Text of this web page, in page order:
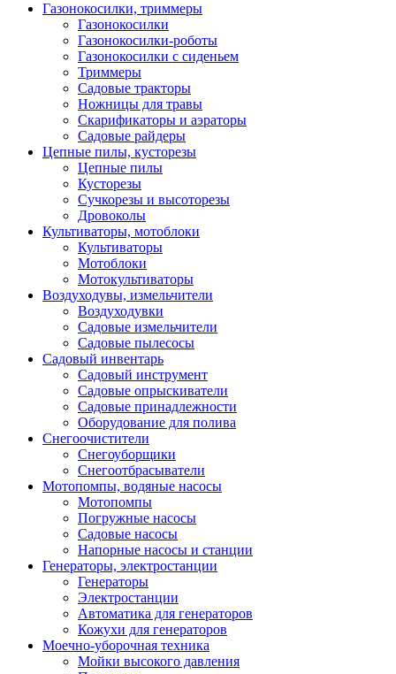
Газонокосилки, триммеры
Газонокосилки
Газонокосилки-роботы
Газонокосилки с сиденьем
Триммеры
Садовые тракторы
Ножницы для травы
Скарификаторы и аэраторы
Садовые райдеры
Цепные пилы, кусторезы
Цепные пилы
Кусторезы
Сучкорезы и высоторезы
Дровоколы
Культиваторы, мотоблоки
Культиваторы
Мотоблоки
Мотокультиваторы
Воздуходувы, измельчители
Воздуходувки
Садовые измельчители
Садовые пылесосы
Садовый инвентарь
Садовый инструмент
Садовые опрыскиватели
Садовые принадлежности
Оборудование для полива
Снегоочистители
Снегоуборщики
Снегоотбрасыватели
Мотопомпы, водяные насосы
Мотопомпы
Погружные насосы
Садовые насосы
Напорные насосы и станции
Генераторы, электростанции
Генераторы
Электростанции
Автоматика для генераторов
Кожухи для генераторов
Моечно-уборочная техника
Мойки высокого давления